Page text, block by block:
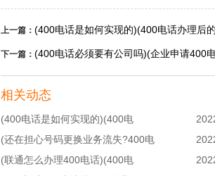
上一篇： (400电话是如何实现的)(400电话办理后
下一篇： (400电话必须要有公司吗)(企业申请400
相关动态
(400电话是如何实现的)(400电
(还在担心号码更换业务流失?400电
(联通怎么办理400电话)(400电